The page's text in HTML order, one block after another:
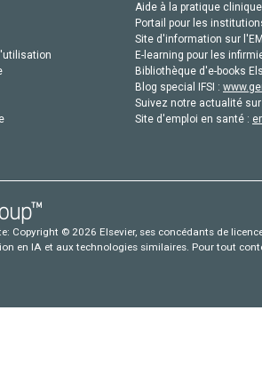
Aide à la pratique
Portail pour les
Site d'information sur
E-learning pour les
Bibliothèque d'e-books
Blog special IFSI :
Suivez notre actualité
Site d'emploi en santé :
Copyright © 2026 Elsevier, ses concédants de
en IA et aux technologies similaires. Pour tout